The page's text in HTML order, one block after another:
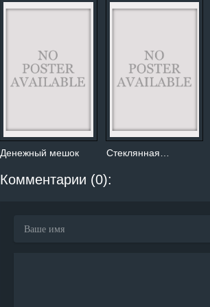
Денежный мешок Стеклянная…
Комментарии (0):